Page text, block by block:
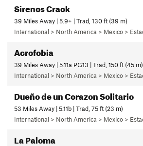
Sirenos Crack
39 Miles Away | 5.9+ | Trad, 130 ft (39 m)
Acrofobia
39 Miles Away | 5.11a PG13 | Trad, 150 ft (45 m)
Dueño de un Corazon Solitario
53 Miles Away | 5.11b | Trad, 75 ft (23 m)
La Paloma